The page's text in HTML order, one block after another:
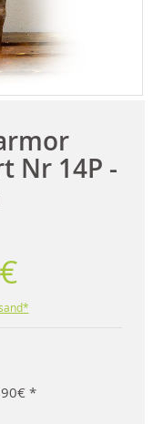
Nr 14P -
*